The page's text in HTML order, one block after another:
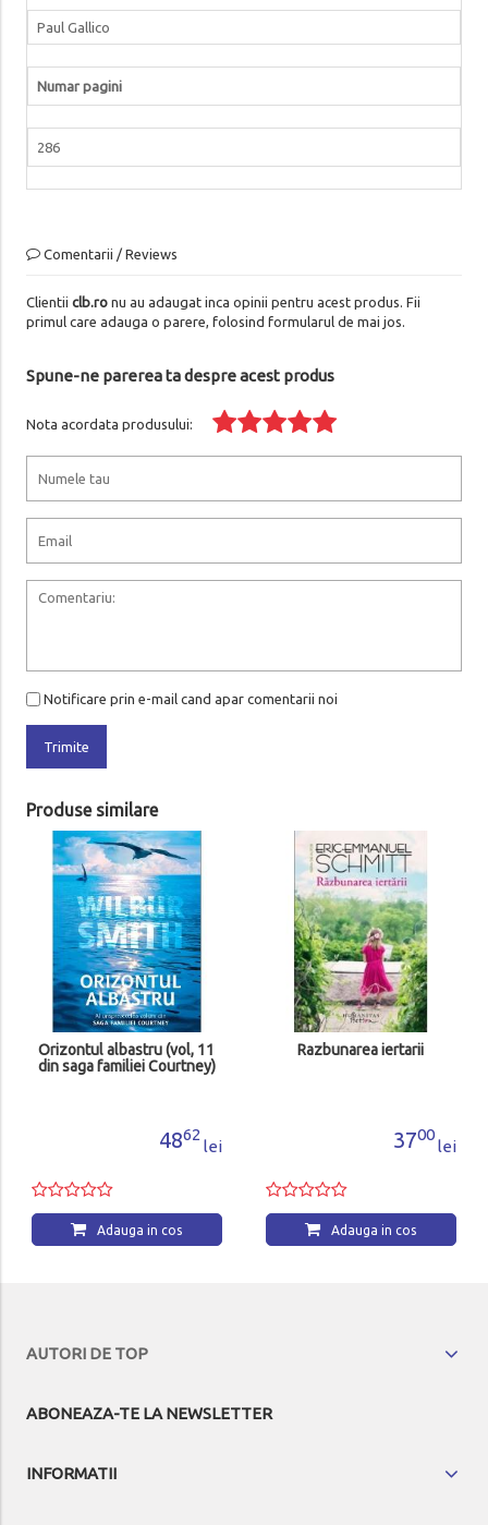
Paul Gallico
Numar pagini
286
Comentarii / Reviews
Clientii clb.ronu au adaugat inca opinii pentru acest produs. Fii
primul care adauga o parere, folosind formularul de mai jos.
Spune-ne parerea ta despre acest produs
Nota acordata produsului:
Notificare prin e-mail cand apar comentarii noi
Trimite
Produse similare
Orizontul albastru (vol, 11
din saga familiei Courtney)
4862
lei
Adauga in cos
Razbunarea iertarii
3700
lei
Adauga in cos
AUTORI DE TOP
ABONEAZA-TE LA NEWSLETTER
INFORMATII